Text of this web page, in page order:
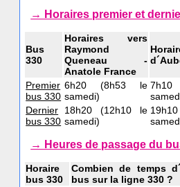
→ Horaires premier et
Bus
330
Horaires vers
Raymond
Queneau -
Anatole France
Premier
bus 330
6h20 (8h53 le
samedi)
Dernier
bus 330
18h20 (12h10 le
samedi)
→ Heures de passage du
Horaire
bus 330
Combien de temps
bus sur la ligne 330 ?